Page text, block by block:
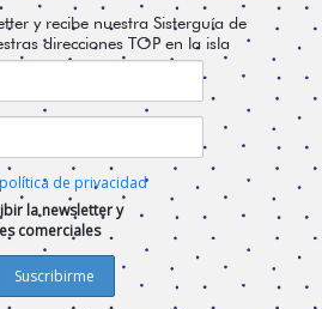
y recibe nuestra Sisterguía de
direcciones TOP en la isla
política de privacidad
la newsletter y
comerciales